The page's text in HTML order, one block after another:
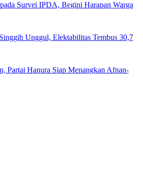
Survei IPDA, Begini Harapan Warga
Unggul, Elektabilitas Tembus 30,7
Partai Hanura Siap Menangkan Afnan-